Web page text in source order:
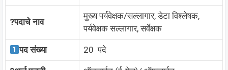
?️पदाचे नाव
मुख्य पर्यवेक्षक/सल्लागार, डेटा विश्लेषक,
पर्यवेक्षक सल्लागार, सर्वेक्षक
पद संख्या 20 पदे